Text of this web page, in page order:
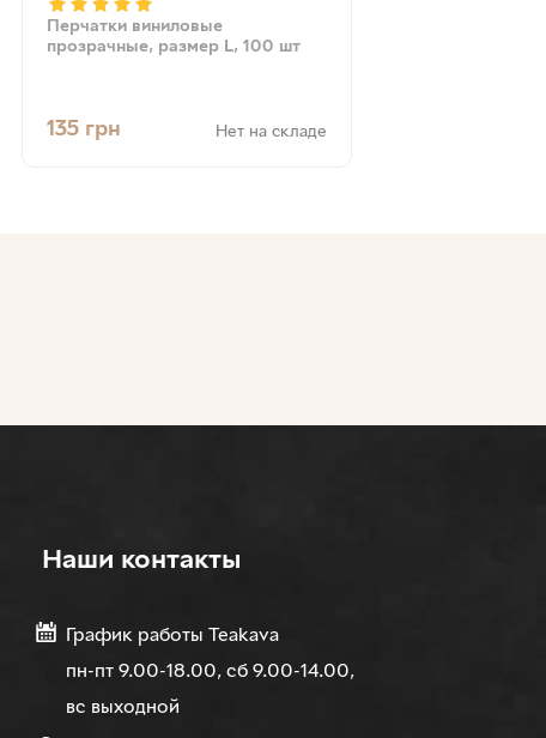
Перчатки виниловые
прозрачные, размер L, 100 шт
135 грн Нет на складе
Наши контакты
График работы Teakava
пн-пт 9.00-18.00, сб 9.00-14.00,
вс выходной